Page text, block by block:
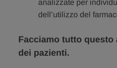
analizzate per
dell’utilizzo del
Facciamo tutto
dei pazienti.